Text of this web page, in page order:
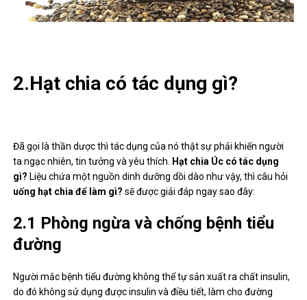
2.Hạt chia có tác dụng gì?
Đã gọi là thần dược thì tác dụng của nó thật sự phải khiến người
ta ngạc nhiên, tin tưởng và yêu thích. Hạt chia Úc có tác dụng
gì? Liệu chứa một nguồn dinh dưỡng dồi dào như vậy, thì câu hỏi
uống hạt chia để làm gì? sẽ được giải đáp ngay sao đây:
2.1 Phòng ngừa và chống bệnh tiểu
đường
Người mắc bệnh tiểu đường không thể tự sản xuất ra chất insulin,
do đó không sử dụng được insulin và điều tiết, làm cho đường